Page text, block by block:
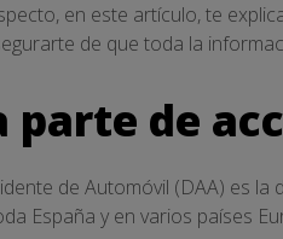
en este artículo, te
de que toda la
parte de
de Automóvil (DAA) es
España y en varios países